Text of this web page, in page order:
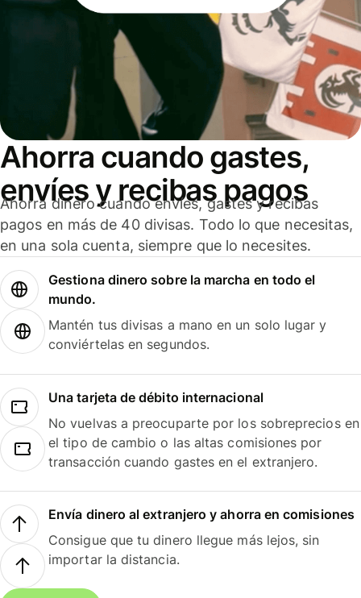
Ahorra cuando gastes,
envíes y recibas pagos
Ahorra dinero cuando envíes, gastes y recibas
pagos en más de 40 divisas. Todo lo que necesitas,
en una sola cuenta, siempre que lo necesites.
Gestiona dinero sobre la marcha en todo el
mundo.
Mantén tus divisas a mano en un solo lugar y
conviértelas en segundos.
Una tarjeta de débito internacional
No vuelvas a preocuparte por los sobreprecios en
el tipo de cambio o las altas comisiones por
transacción cuando gastes en el extranjero.
Envía dinero al extranjero y ahorra en comisiones
Consigue que tu dinero llegue más lejos, sin
importar la distancia.